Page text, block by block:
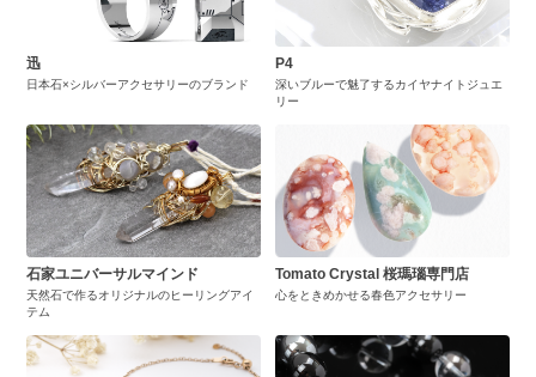
迅
日本石×シルバーアクセサリーのブランド
P4
深いブルーで魅了するカイヤナイトジュエ
リー
石家ユニバーサルマインド
天然石で作るオリジナルのヒーリングアイ
テム
Tomato Crystal 桜瑪瑙専門店
心をときめかせる春色アクセサリー